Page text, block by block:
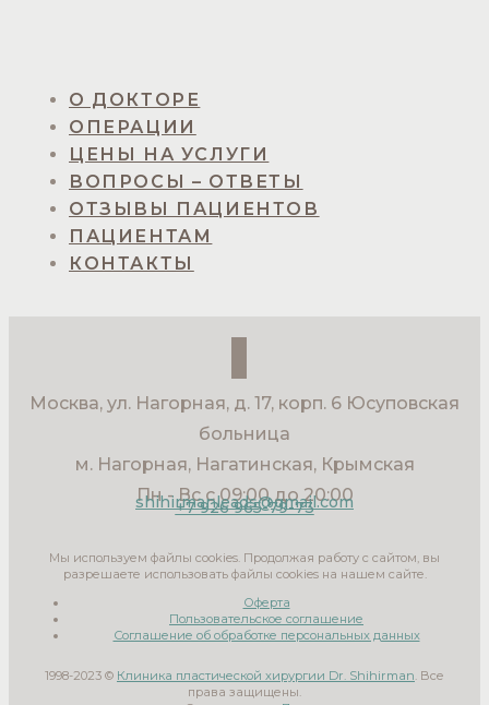
О ДОКТОРЕ
ОПЕРАЦИИ
ЦЕНЫ НА УСЛУГИ
ВОПРОСЫ – ОТВЕТЫ
ОТЗЫВЫ ПАЦИЕНТОВ
ПАЦИЕНТАМ
КОНТАКТЫ
Москва, ул. Нагорная, д. 17, корп. 6 Юсуповская
больница
м. Нагорная, Нагатинская, Крымская
Пн - Вс с 09:00 до 20:00
+7 926 965-79-73
shihirmanleads@gmail.com
Мы используем файлы cookies. Продолжая работу с сайтом, вы
разрешаете использовать файлы cookies на нашем сайте.
Оферта
Пользовательское соглашение
Соглашение об обработке персональных данных
1998-2023 © Клиника пластической хирургии Dr. Shihirman. Все
права защищены.